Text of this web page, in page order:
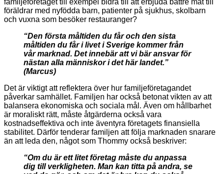
familjeföretaget till exempel bidra till att erbjuda bättre mat till
föräldrar med nyfödda barn, patienter på sjukhus, skolbarn
och vuxna som besöker restauranger?
“Den första måltiden du får och den sista
måltiden du får i livet i Sverige kommer från
vår marknad. Det innebär att vi bär ansvar för
nästan alla människor i det här landet.”
(Marcus)
Det är viktigt att reflektera över hur familjeföretagandet
påverkar samhället. Familjen har också betonat vikten av att
balansera ekonomiska och sociala mål. Även om hållbarhet
är moraliskt rätt, måste åtgärderna också vara
kostnadseffektiva och inte äventyra företagets finansiella
stabilitet. Därför tenderar familjen att följa marknaden snarare
än att leda den, något som Thommy också beskriver:
“Om du är ett litet företag måste du anpassa
dig till verkligheten. Man kan titta på andra, se